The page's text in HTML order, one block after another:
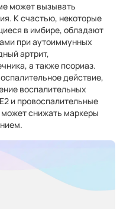
может вызывать
К счастью, некоторые
в имбире, обладают
при аутоиммунных
артрит,
а также псориаз.
действие,
воспалительных
и провоспалительные
снижать маркеры